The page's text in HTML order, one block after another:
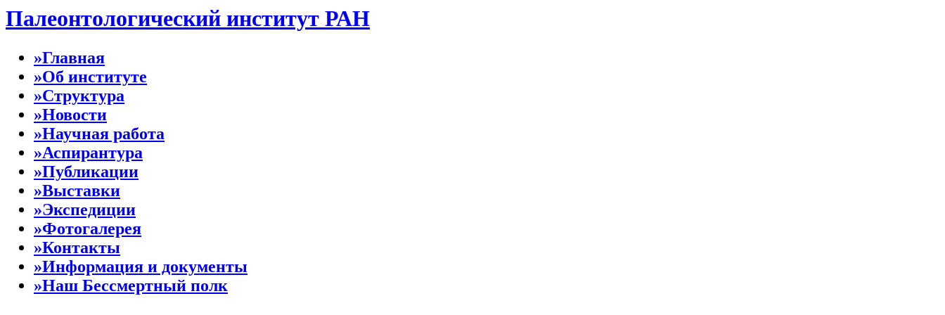
Палеонтологический институт РАН
»Главная
»Об институте
»Структура
»Новости
»Научная работа
»Аспирантура
»Публикации
»Выставки
»Экспедиции
»Фотогалерея
»Контакты
»Информация и документы
»Наш Бессмертный полк